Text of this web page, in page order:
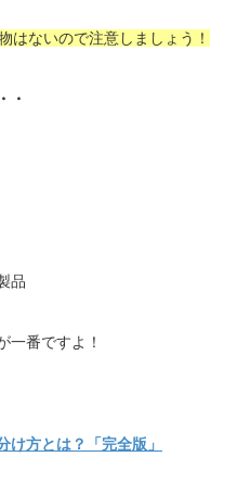
はないので注意しましょう！
・
品
一番ですよ！
方とは？「完全版」